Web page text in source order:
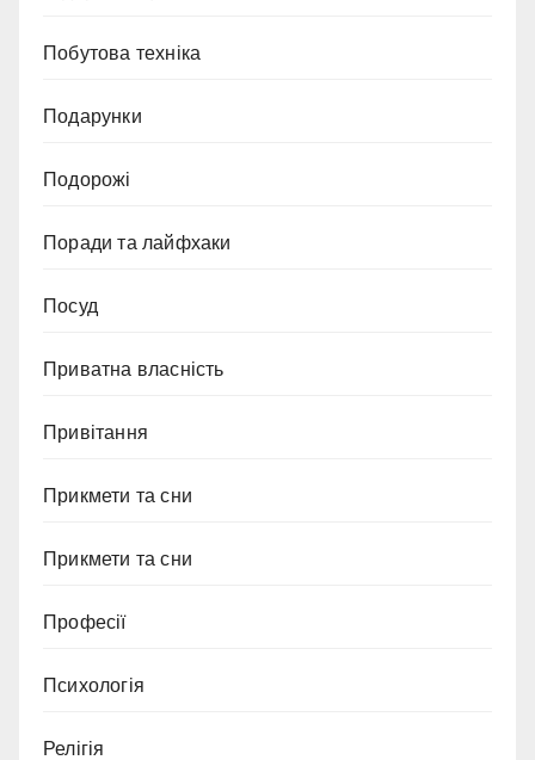
Побутова техніка
Подарунки
Подорожі
Поради та лайфхаки
Посуд
Приватна власність
Привітання
Прикмети та сни
Прикмети та сни
Професії
Психологія
Релігія